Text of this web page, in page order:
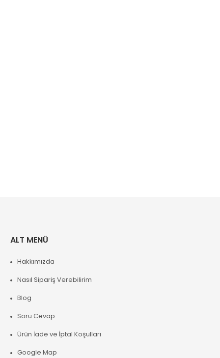
ALT MENÜ
Hakkımızda
Nasıl Sipariş Verebilirim
Blog
Soru Cevap
Ürün İade ve İptal Koşulları
Google Map